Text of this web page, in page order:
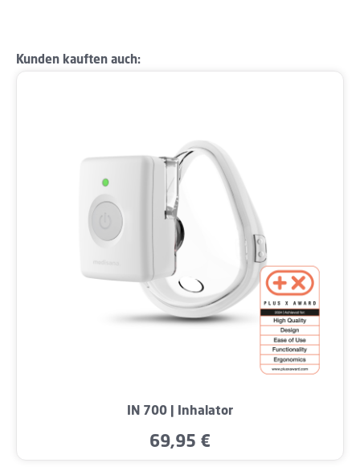
Produktgalerie überspringen
Kunden kauften auch:
IN 700 | Inhalator
Regulärer Preis:
69,95 €